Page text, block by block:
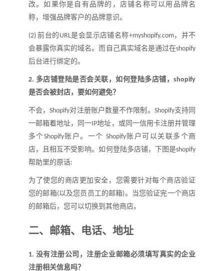
改。如果你是自有品牌的，店铺名称可以用品牌名
称，增强品牌客户的品牌意识。
(2) 前台的 URL是会显示店铺名称+myshopify.com，并不
会暴露你真实的域名。而自己真实域名是通过在shopify
后台进行绑定的。
2. 多店铺登陆是否会关联，如何登陆多店铺， shopify
是否会被封店，要如何避免？
不会，Shopify对注册账户数量不作限制。 Shopify支持同
一邮箱着地址，同一IP地址，或同一信用卡注册并管理
多个Shopify账户。一个Shopify账户可以关联多个商
店，且相互不受影响。如何登陆多店铺，下图是shopify
帮助里的原话:
为了使您的商店更加安全，您需要针对每个商店验证
您的邮箱(以及您员员工的邮箱)。当您验证完一个商店
的邮箱后，您可以切换到其他商店。
二、 邮箱、 电话、 地址
1. 没有注册公司，注册企业邮箱必须填写真实的企业
注册相关信息吗？